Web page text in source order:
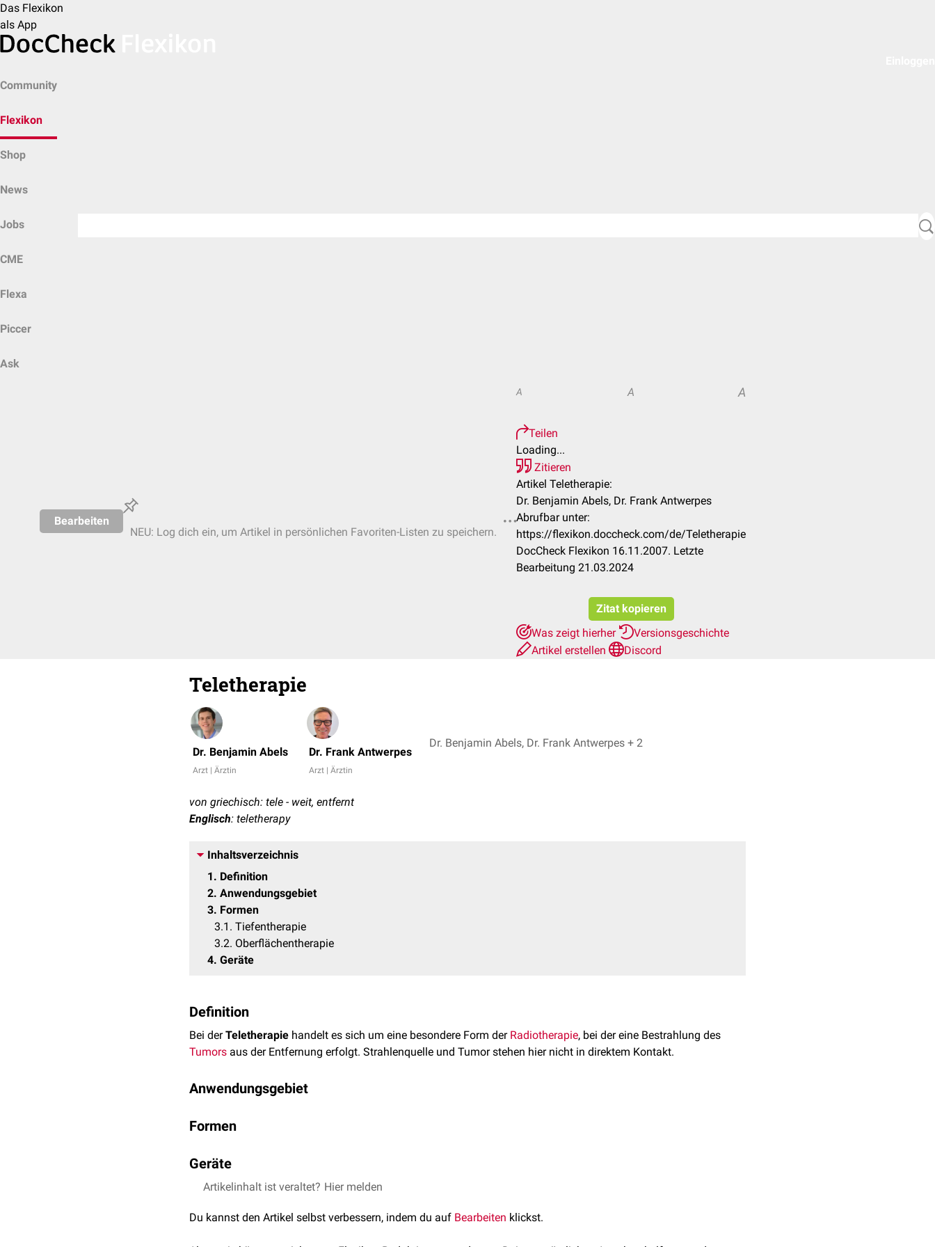
Das Flexikon
als App
Community
Flexikon
Shop
News
Jobs
CME
Flexa
Piccer
Ask
Bearbeiten
NEU: Log dich ein, um Artikel in persönlichen Favoriten-Listen zu speichern.
A A A
Teilen
Loading...
Zitieren
Artikel Teletherapie:
Dr. Benjamin Abels, Dr. Frank Antwerpes
Abrufbar unter:
https://flexikon.doccheck.com/de/Teletherapie
DocCheck Flexikon 16.11.2007. Letzte
Bearbeitung 21.03.2024
Zitat kopieren
Was zeigt hierher
Versionsgeschichte
Artikel erstellen
Discord
Teletherapie
Dr. Benjamin Abels
Arzt | Ärztin
Dr. Frank Antwerpes
Arzt | Ärztin
Dr. Benjamin Abels, Dr. Frank Antwerpes + 2
von griechisch: tele - weit, entfernt
Englisch: teletherapy
Inhaltsverzeichnis
1
Definition
2 Anwendungsgebiet
3 Formen
3.1 Tiefentherapie
3.2 Oberflächentherapie
4 Geräte
Definition
Bei derTeletherapie handelt es sich um eine besondere Form der Radiotherapie, bei der eine Bestrahlung des
Tumors aus der Entfernung erfolgt. Strahlenquelle und Tumor stehen hier nicht in direktem Kontakt.
Anwendungsgebiet
undChemotherapie
Formen
Tiefentherapie
Wird erzeugt mitLinearbeschleuniger(mitMulti-Leaf-Collimator), hohe Energie, meist zwischen 6MeV-
Geräte
Die bei weitem häufigste Methode der Teletherapie ist die Tiefenbestrahlung mittels
Ein Linearbeschleuniger bietet die Möglichkeit zwischen verschiedenen
Strahlenenergien zu wählen. Früher verwendeteTelekobaltgerätedagegen bieten solche Optionen nicht.
, bieten einen
Artikelinhalt ist veraltet? Hier melden
Du kannst den Artikel selbst verbessern, indem du auf Bearbeiten klickst.